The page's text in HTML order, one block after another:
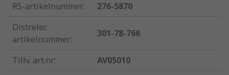
RS-artikelnummer:
276-5870
Distrelec
artikelnummer:
301-78-766
Tillv. art.nr:
AV05010